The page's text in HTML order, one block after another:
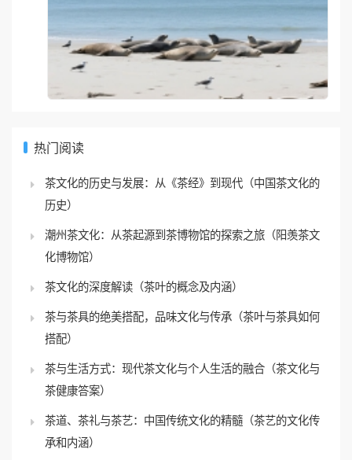
茶文化的历史与发展：从《茶经》到现代（中国茶文化的
历史）
潮州茶文化：从茶起源到茶博物馆的探索之旅（阳羡茶文
化博物馆）
茶文化的深度解读（茶叶的概念及内涵）
茶与茶具的绝美搭配，品味文化与传承（茶叶与茶具如何
搭配）
茶与生活方式：现代茶文化与个人生活的融合（茶文化与
茶健康答案）
茶道、茶礼与茶艺：中国传统文化的精髓（茶艺的文化传
承和内涵）
茶道与茶文化：从历史起源到现代艺术的全解读（中国茶